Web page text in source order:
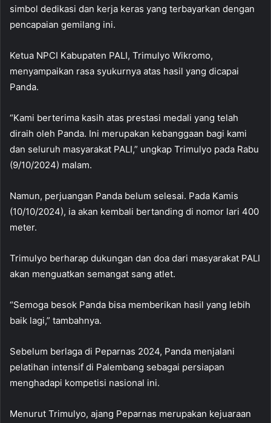
simbol dedikasi dan kerja keras yang terbayarkan dengan
pencapaian gemilang ini.
Ketua NPCI Kabupaten PALI, Trimulyo Wikromo,
menyampaikan rasa syukurnya atas hasil yang dicapai
Panda.
“Kami berterima kasih atas prestasi medali yang telah
diraih oleh Panda. Ini merupakan kebanggaan bagi kami
dan seluruh masyarakat PALI,” ungkap Trimulyo pada Rabu
(9/10/2024) malam.
Namun, perjuangan Panda belum selesai. Pada Kamis
(10/10/2024), ia akan kembali bertanding di nomor lari 400
meter.
Trimulyo berharap dukungan dan doa dari masyarakat PALI
akan menguatkan semangat sang atlet.
“Semoga besok Panda bisa memberikan hasil yang lebih
baik lagi,” tambahnya.
Sebelum berlaga di Peparnas 2024, Panda menjalani
pelatihan intensif di Palembang sebagai persiapan
menghadapi kompetisi nasional ini.
Menurut Trimulyo, ajang Peparnas merupakan kejuaraan